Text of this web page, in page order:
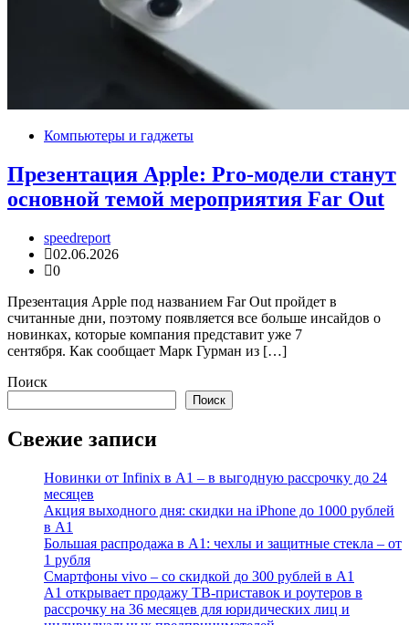
Компьютеры и гаджеты
Презентация Apple: Pro-модели станут
основной темой мероприятия Far Out
speedreport
02.06.2026
0
Презентация Apple под названием Far Out пройдет в
считанные дни, поэтому появляется все больше инсайдов о
новинках, которые компания представит уже 7
сентября. Как сообщает Марк Гурман из […]
Поиск
Поиск
Свежие записи
Новинки от Infinix в А1 – в выгодную рассрочку до 24
месяцев
Акция выходного дня: скидки на iPhone до 1000 рублей
в А1
Большая распродажа в А1: чехлы и защитные стекла – от
1 рубля
Смартфоны vivo – со скидкой до 300 рублей в А1
А1 открывает продажу ТВ-приставок и роутеров в
рассрочку на 36 месяцев для юридических лиц и